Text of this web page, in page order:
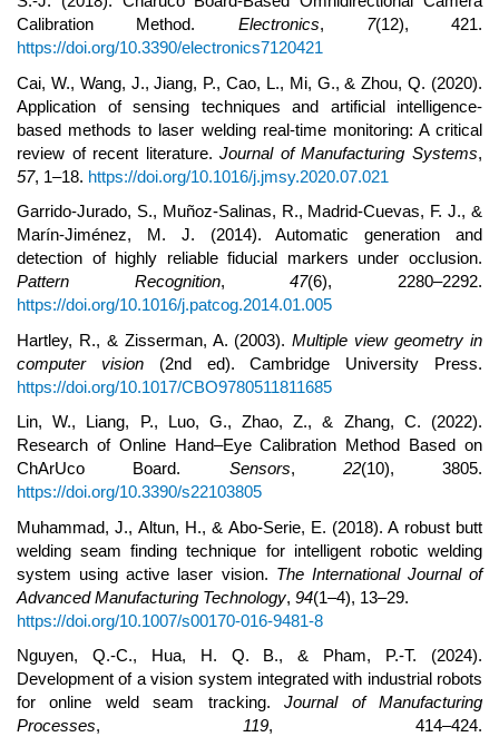
Calibration Method. Electronics, 7(12), 421.
https://doi.org/10.3390/electronics7120421
Cai, W., Wang, J., Jiang, P., Cao, L., Mi, G., & Zhou, Q. (2020).
Application of sensing techniques and artificial intelligence-
based methods to laser welding real-time monitoring: A critical
review of recent literature.Journal of Manufacturing Systems,
57, 1–18. https://doi.org/10.1016/j.jmsy.2020.07.021
Garrido-Jurado, S., Muñoz-Salinas, R., Madrid-Cuevas, F. J., &
Marín-Jiménez, M. J. (2014). Automatic generation and
detection of highly reliable fiducial markers under occlusion.
Pattern Recognition,47(6), 2280–2292.
https://doi.org/10.1016/j.patcog.2014.01.005
Hartley, R., & Zisserman, A. (2003).Multiple view geometry in
computer vision(2nd ed). Cambridge University Press.
https://doi.org/10.1017/CBO9780511811685
Lin, W., Liang, P., Luo, G., Zhao, Z., & Zhang, C. (2022).
Research of Online Hand–Eye Calibration Method Based on
ChArUco Board. Sensors, 22(10), 3805.
https://doi.org/10.3390/s22103805
Muhammad, J., Altun, H., & Abo-Serie, E. (2018). A robust butt
welding seam finding technique for intelligent robotic welding
system using active laser vision. The International Journal of
Advanced Manufacturing Technology, 94(1–4), 13–29.
https://doi.org/10.1007/s00170-016-9481-8
Nguyen, Q.-C., Hua, H. Q. B., & Pham, P.-T. (2024).
Development of a vision system integrated with industrial robots
for online weld seam tracking.Journal of Manufacturing
Processes, 119, 414–424.